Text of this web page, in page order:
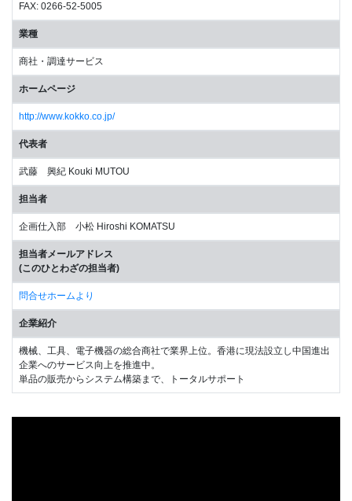
FAX: 0266-52-5005
業種
商社・調達サービス
ホームページ
http://www.kokko.co.jp/
代表者
武藤 興紀 Kouki MUTOU
担当者
企画仕入部 小松 Hiroshi KOMATSU
担当者メールアドレス
(このひとわざの担当者)
問合せホームより
企業紹介
機械、工具、電子機器の総合商社で業界上位。香港に現法設立し中国進出
企業へのサービス向上を推進中。
単品の販売からシステム構築まで、トータルサポート